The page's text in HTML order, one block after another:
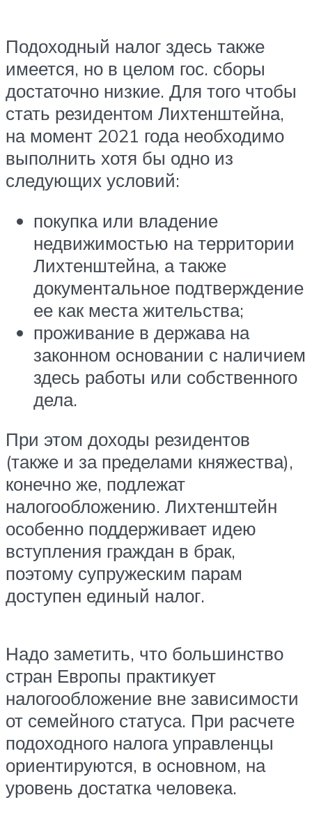
Подоходный налог здесь также
имеется, но в целом гос. сборы
достаточно низкие. Для того чтобы
стать резидентом Лихтенштейна,
на момент 2021 года необходимо
выполнить хотя бы одно из
следующих условий:
покупка или владение
недвижимостью на территории
Лихтенштейна, а также
документальное подтверждение
ее как места жительства;
проживание в держава на
законном основании с наличием
здесь работы или собственного
дела.
При этом доходы резидентов
(также и за пределами княжества),
конечно же, подлежат
налогообложению. Лихтенштейн
особенно поддерживает идею
вступления граждан в брак,
поэтому супружеским парам
доступен единый налог.
Надо заметить, что большинство
стран Европы практикует
налогообложение вне зависимости
от семейного статуса. При расчете
подоходного налога управленцы
ориентируются, в основном, на
уровень достатка человека.